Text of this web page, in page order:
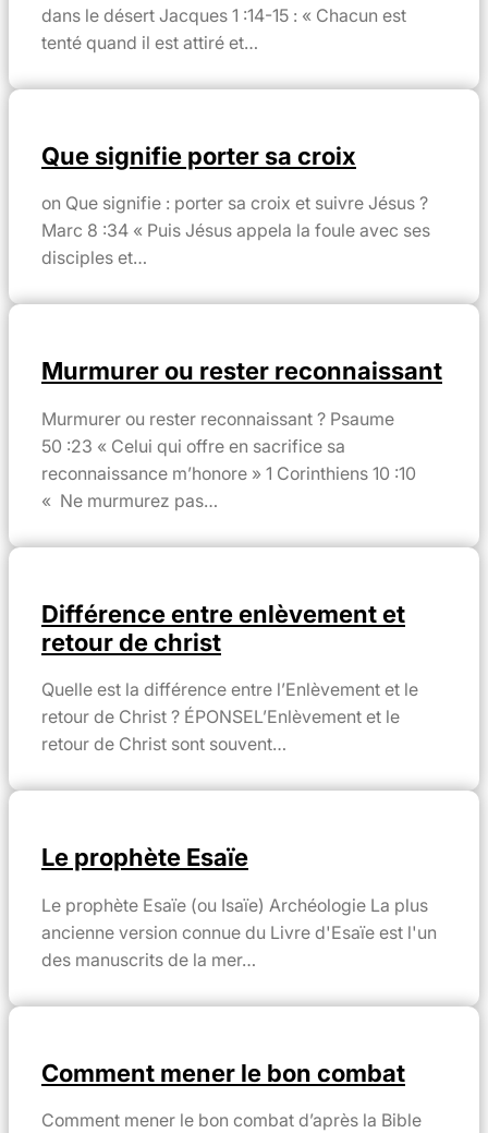
dans le désert Jacques 1 :14-15 : « Chacun est
tenté quand il est attiré et…
Que signifie porter sa croix
on Que signifie : porter sa croix et suivre Jésus ?
Marc 8 :34 « Puis Jésus appela la foule avec ses
disciples et…
Murmurer ou rester reconnaissant
Murmurer ou rester reconnaissant ? Psaume
50 :23 « Celui qui offre en sacrifice sa
reconnaissance m’honore » 1 Corinthiens 10 :10
« Ne murmurez pas…
Différence entre enlèvement et
retour de christ
Quelle est la différence entre l’Enlèvement et le
retour de Christ ? ÉPONSEL’Enlèvement et le
retour de Christ sont souvent…
Le prophète Esaïe
Le prophète Esaïe (ou Isaïe) Archéologie La plus
ancienne version connue du Livre d'Esaïe est l'un
des manuscrits de la mer…
Comment mener le bon combat
Comment mener le bon combat d’après la Bible